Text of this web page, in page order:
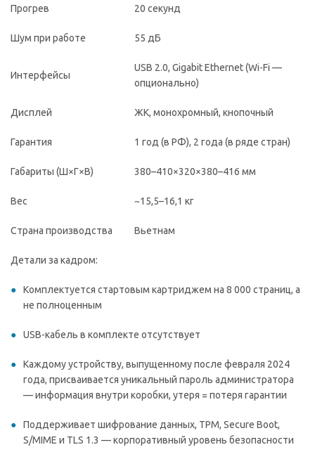
Прогрев 20 секунд
Шум при работе 55 дБ
Интерфейсы
USB 2.0, Gigabit Ethernet (Wi-Fi —
опционально)
Дисплей ЖК, монохромный, кнопочный
Гарантия 1 год (в РФ), 2 года (в ряде стран)
Габариты (Ш×Г×В) 380–410×320×380–416 мм
Вес ~15,5–16,1 кг
Страна производства Вьетнам
Детали за кадром:
Комплектуется стартовым картриджем на 8 000 страниц, а
не полноценным
USB-кабель в комплекте отсутствует
Каждому устройству, выпущенному после февраля 2024
года, присваивается уникальный пароль администратора
— информация внутри коробки, утеря = потеря гарантии
Поддерживает шифрование данных, TPM, Secure Boot,
S/MIME и TLS 1.3 — корпоративный уровень безопасности